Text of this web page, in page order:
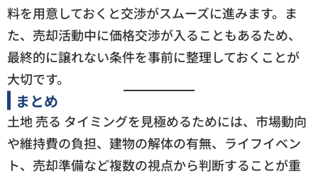
料を用意しておくと交渉がスムーズに進みます。ま
た、売却活動中に価格交渉が入ることもあるため、
最終的に譲れない条件を事前に整理しておくことが
大切です。
まとめ
土地 売る タイミングを見極めるためには、市場動向
や維持費の負担、建物の解体の有無、ライフイベン
ト、売却準備など複数の視点から判断することが重